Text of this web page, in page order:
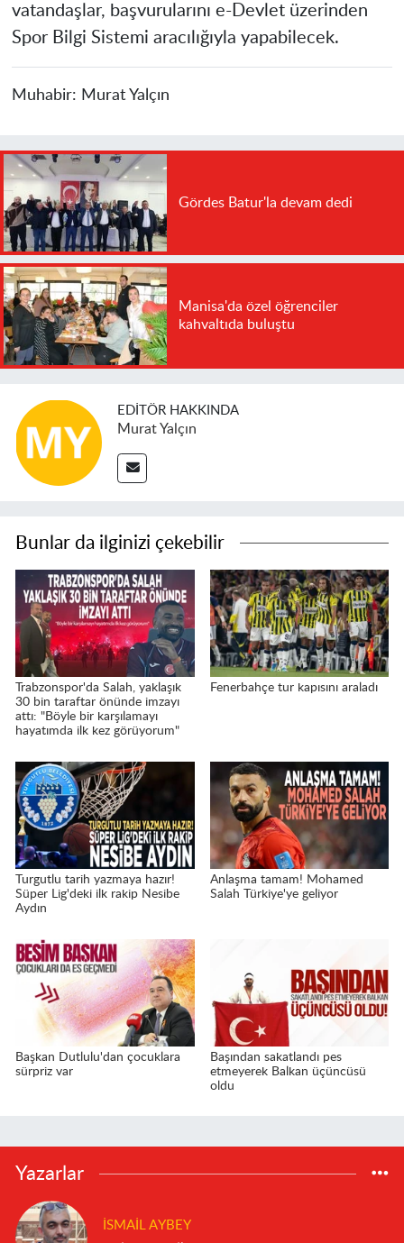
vatandaşlar, başvurularını e-Devlet üzerinden
Spor Bilgi Sistemi aracılığıyla yapabilecek.
Muhabir: Murat Yalçın
Gördes Batur'la devam dedi
Manisa'da özel öğrenciler
kahvaltıda buluştu
EDITÖR HAKKINDA
Murat Yalçın
Bunlar da ilginizi çekebilir
Trabzonspor'da Salah, yaklaşık
30 bin taraftar önünde imzayı
attı: "Böyle bir karşılamayı
hayatımda ilk kez görüyorum"
Fenerbahçe tur kapısını araladı
Turgutlu tarih yazmaya hazır!
Süper Lig'deki ilk rakip Nesibe
Aydın
Anlaşma tamam! Mohamed
Salah Türkiye'ye geliyor
Başkan Dutlulu'dan çocuklara
sürpriz var
Başından sakatlandı pes
etmeyerek Balkan üçüncüsü
oldu
Yazarlar
İSMAIL AYBEY